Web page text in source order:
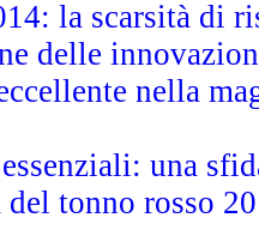
la scarsità di
delle
nella
una
del tonno rosso